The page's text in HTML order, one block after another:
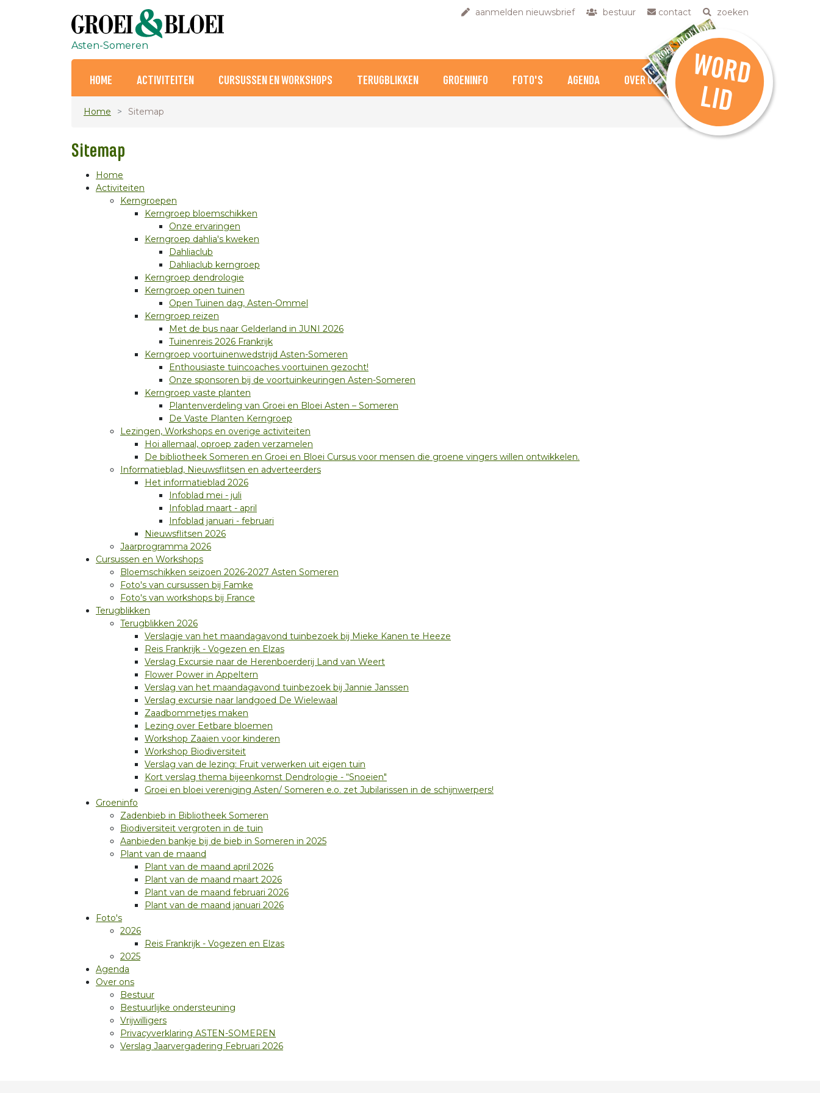
aanmelden nieuwsbrief bestuur contact zoeken
Asten-Someren
HOME ACTIVITEITEN CURSUSSEN EN WORKSHOPS TERUGBLIKKEN GROENINFO FOTO'S AGENDA OVER ONS W
O
R
D
L
ID
Home Sitemap
Sitemap
Home
Activiteiten
Kerngroepen
Kerngroep bloemschikken
Onze ervaringen
Kerngroep dahlia's kweken
Dahliaclub
Dahliaclub kerngroep
Kerngroep dendrologie
Kerngroep open tuinen
Open Tuinen dag, Asten-Ommel
Kerngroep reizen
Met de bus naar Gelderland in JUNI 2026
Tuinenreis 2026 Frankrijk
Kerngroep voortuinenwedstrijd Asten-Someren
Enthousiaste tuincoaches voortuinen gezocht!
Onze sponsoren bij de voortuinkeuringen Asten-Someren
Kerngroep vaste planten
Plantenverdeling van Groei en Bloei Asten – Someren
De Vaste Planten Kerngroep
Lezingen, Workshops en overige activiteiten
Hoi allemaal, oproep zaden verzamelen
De bibliotheek Someren en Groei en Bloei Cursus voor mensen die groene vingers willen ontwikkelen.
Informatieblad, Nieuwsflitsen en adverteerders
Het informatieblad 2026
Infoblad mei - juli
Infoblad maart - april
Infoblad januari - februari
Nieuwsflitsen 2026
Jaarprogramma 2026
Cursussen en Workshops
Bloemschikken seizoen 2026-2027 Asten Someren
Foto's van cursussen bij Famke
Foto's van workshops bij France
Terugblikken
Terugblikken 2026
Verslagje van het maandagavond tuinbezoek bij Mieke Kanen te Heeze
Reis Frankrijk - Vogezen en Elzas
Verslag Excursie naar de Herenboerderij Land van Weert
Flower Power in Appeltern
Verslag van het maandagavond tuinbezoek bij Jannie Janssen
Verslag excursie naar landgoed De Wielewaal
Zaadbommetjes maken
Lezing over Eetbare bloemen
Workshop Zaaien voor kinderen
Workshop Biodiversiteit
Verslag van de lezing: Fruit verwerken uit eigen tuin
Kort verslag thema bijeenkomst Dendrologie - “Snoeien"
Groei en bloei vereniging Asten/ Someren e.o. zet Jubilarissen in de schijnwerpers!
Groeninfo
Zadenbieb in Bibliotheek Someren
Biodiversiteit vergroten in de tuin
Aanbieden bankje bij de bieb in Someren in 2025
Plant van de maand
Plant van de maand april 2026
Plant van de maand maart 2026
Plant van de maand februari 2026
Plant van de maand januari 2026
Foto's
2026
Reis Frankrijk - Vogezen en Elzas
2025
Agenda
Over ons
Bestuur
Bestuurlijke ondersteuning
Vrijwilligers
Privacyverklaring ASTEN-SOMEREN
Verslag Jaarvergadering Februari 2026